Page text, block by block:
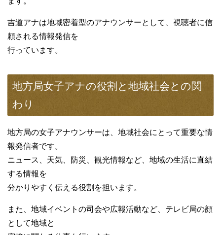
吉道アナは地域密着型のアナウンサーとして、視聴者に信
頼される情報発信を
行っています。
地方局女子アナの役割と地域社会との関
わり
地方局の女子アナウンサーは、地域社会にとって重要な情
報発信者です。
ニュース、天気、防災、観光情報など、地域の生活に直結
する情報を
分かりやすく伝える役割を担います。
また、地域イベントの司会や広報活動など、テレビ局の顔
として地域と